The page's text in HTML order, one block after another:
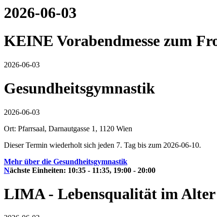
2026-06-03
KEINE Vorabendmesse zum
2026-06-03
Gesundheitsgymnastik
2026-06-03
Ort: Pfarrsaal, Darnautgasse 1, 1120 Wien
Dieser Termin wiederholt sich jeden 7. Tag bis zum 2026-06-10.
Mehr über die Gesundheitsgymnastik
Nächste Einheiten: 10:35 - 11:35, 19:00 - 20:00
LIMA - Lebensqualität im Alter